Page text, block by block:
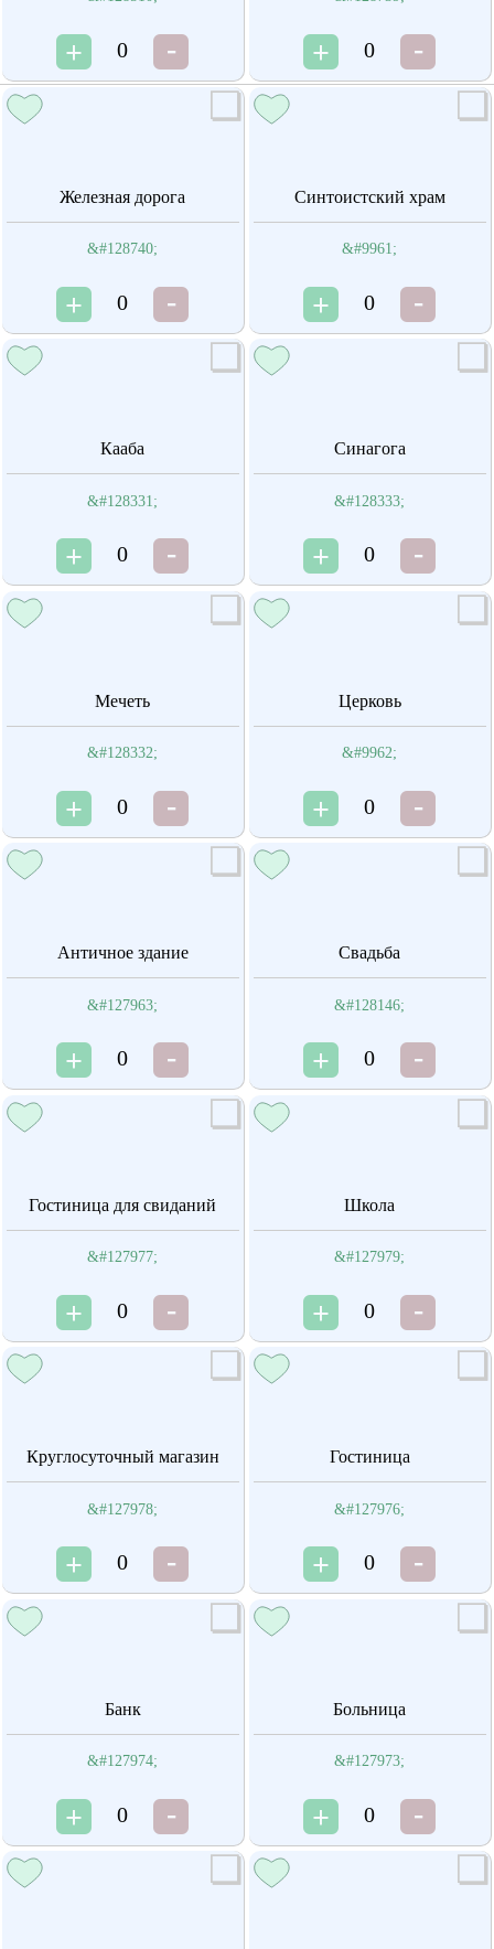
0 0
Железная дорога
&#128740;
0
Синтоистский храм
&#9961;
0
Кааба
&#128331;
0
Синагога
&#128333;
0
Мечеть
&#128332;
0
Церковь
&#9962;
0
Античное здание
&#127963;
0
Свадьба
&#128146;
0
Гостиница для свиданий
&#127977;
0
Школа
&#127979;
0
Круглосуточный магазин
&#127978;
0
Гостиница
&#127976;
0
Банк
&#127974;
0
Больница
&#127973;
0